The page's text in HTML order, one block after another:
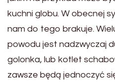
kuchni globu. W obecnej
nam do tego brakuje.
powodu jest nadzwyczaj
golonka, lub kotlet
zawsze będą jednoczyć